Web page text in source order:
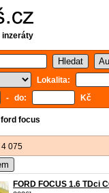
inzeráty
Lokalita:
- do: Kč
ford focus
4 075
FORD FOCUS 1.6 TDci